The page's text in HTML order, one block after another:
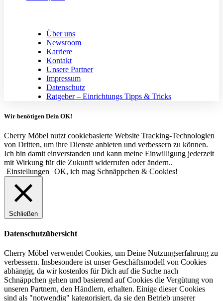
Über uns
Newsroom
Karriere
Kontakt
Unsere Partner
Impressum
Datenschutz
Ratgeber – Einrichtungs Tipps & Tricks
Wir benötigen Dein OK!
Cherry Möbel nutzt cookiebasierte Website Tracking-Technologien
von Dritten, um ihre Dienste anbieten und verbessern zu können.
Ich bin damit einverstanden und kann meine Einwilligung jederzeit
mit Wirkung für die Zukunft widerrufen oder ändern..
Einstellungen
OK, ich mag Schnäppchen & Cookies!
Schließen
Datenschutzübersicht
Cherry Möbel verwendet Cookies, um Deine Nutzungserfahrung zu
verbessern. Insbesondere ist unser Geschäftsmodell von Cookies
abhängig, da wir kostenlos für Dich auf die Suche nach
Schnäppchen gehen und basierend auf Cookies die Vergütung von
unseren Partnern, den Händlern, erhalten. Einige dieser Cookies
sind als "notwendig" kategorisiert, da sie den Betrieb unserer